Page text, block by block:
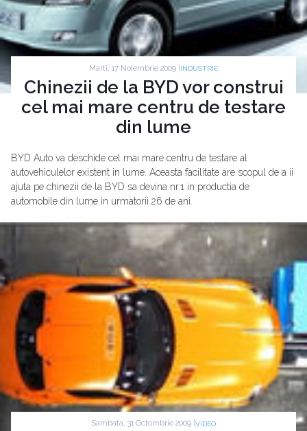
Marti, 17 Noiembrie 2009 | INDUSTRIE
Chinezii de la BYD vor construi
cel mai mare centru de testare
din lume
BYD Auto va deschide cel mai mare centru de testare al
autovehiculelor existent in lume. Aceasta facilitate are scopul de a ii
ajuta pe chinezii de la BYD sa devina nr.1 in productia de
automobile din lume in urmatorii 26 de ani.
Sambata, 31 Octombrie 2009 | VIDEO